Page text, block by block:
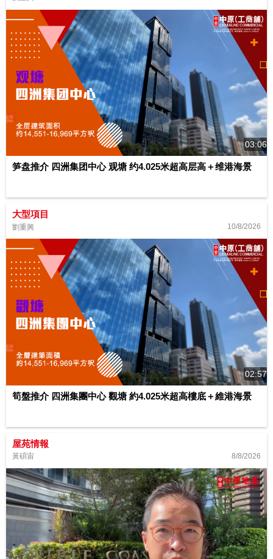
03:06
笋盘推介 四洲集团中心 观塘 约4.025米超高层高＋维港海景
大型項目
劉重興 10/8/2026
02:57
筍盤推介 四洲集團中心 觀塘 約4.025米超高樓底＋維港海景
屋苑情報
黃碩宙 8/8/2026